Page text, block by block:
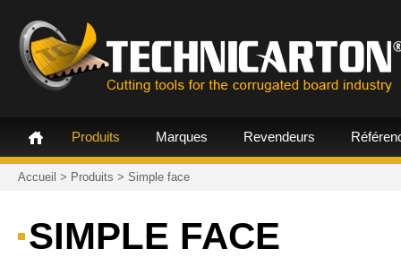
Produits Marques Revendeurs
Accueil > Produits > Simple face
SIMPLE FACE